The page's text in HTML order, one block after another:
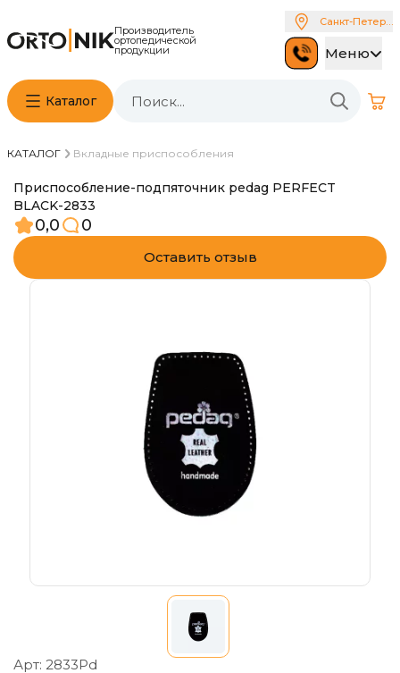
Производитель
ортопедической
продукции
Санкт-
Меню
Каталог
КАТАЛОГ Вкладные приспособления
Приспособление-подпяточник pedag PERFECT
BLACK-2833
0,0 0
Оставить отзыв
Арт: 2833Pd